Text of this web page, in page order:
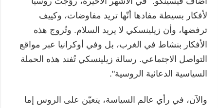
لأفكار بسيطة مفادها أنّها تريد مفاوضات، وكييف
ترفضها، وأن زيلينسكي لا يريد السلام. وتُروج هذه
الأفكار بنشاط في الغرب، بل وفي أوكرانيا عبر مواقع
التواصل الاجتماعي. رسالة زيلينسكي تُفند هذه الحملة
السياسية الدعائية الروسية".
والآن، في رأي عالم السياسة، يتعيّن على الروس إما